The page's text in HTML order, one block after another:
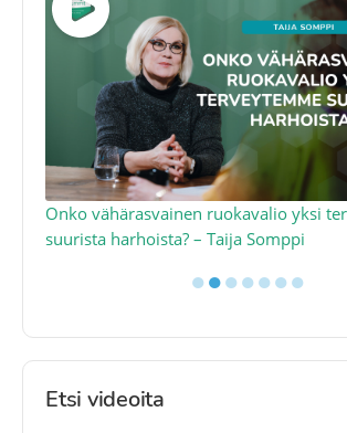
Onko vähärasvainen ruokavalio yksi
suurista harhoista? – Taija Somppi
●●●●●●●
Etsi videoita